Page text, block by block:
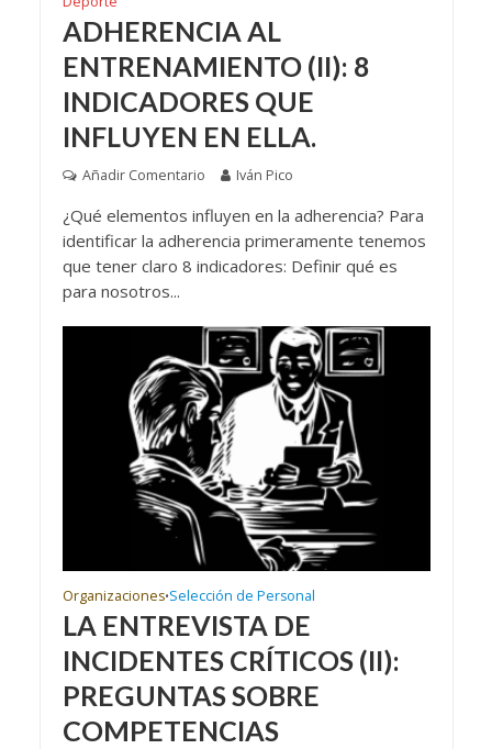
ADHERENCIA AL
ENTRENAMIENTO (II): 8
INDICADORES QUE
INFLUYEN EN ELLA.
Añadir Comentario Iván Pico
¿Qué elementos influyen en la adherencia? Para
identificar la adherencia primeramente tenemos
que tener claro 8 indicadores: Definir qué es
para nosotros...
Organizaciones•Selección de Personal
LA ENTREVISTA DE
INCIDENTES CRÍTICOS (II):
PREGUNTAS SOBRE
COMPETENCIAS